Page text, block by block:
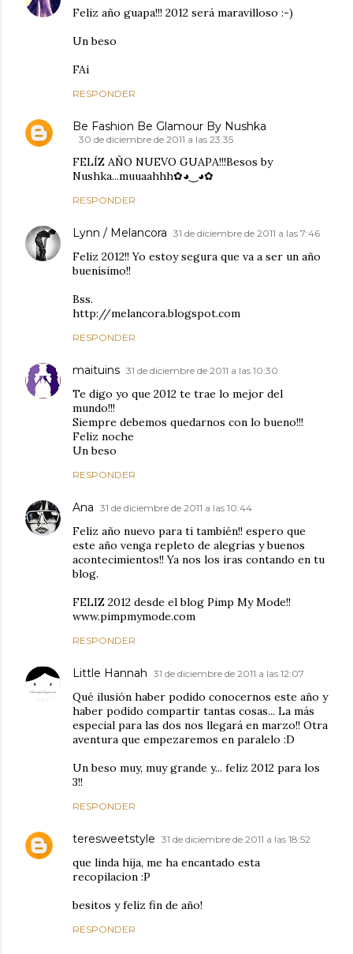
Feliz año guapa!!! 2012 será maravilloso :-)
Un beso
FAi
RESPONDER
Be Fashion Be Glamour By Nushka
30 de diciembre de 2011 a las 23:35
FELÍZ AÑO NUEVO GUAPA!!!Besos by
Nushka...muuaahhh✿◕‿◕✿
RESPONDER
Lynn / Melancora 31 de diciembre de 2011 a las 7:46
Feliz 2012!! Yo estoy segura que va a ser un año
buenísimo!!
Bss.
http://melancora.blogspot.com
RESPONDER
maituins 31 de diciembre de 2011 a las 10:30
Te digo yo que 2012 te trae lo mejor del
mundo!!!
Siempre debemos quedarnos con lo bueno!!!
Feliz noche
Un beso
RESPONDER
Ana 31 de diciembre de 2011 a las 10:44
Feliz año nuevo para ti también!! espero que
este año venga repleto de alegrías y buenos
acontecimientos!! Ya nos los iras contando en tu
blog.
FELIZ 2012 desde el blog Pimp My Mode!!
www.pimpmymode.com
RESPONDER
Little Hannah 31 de diciembre de 2011 a las 12:07
Qué ilusión haber podido conocernos este año y
haber podido compartir tantas cosas... La más
especial para las dos nos llegará en marzo!! Otra
aventura que empezaremos en paralelo :D
Un beso muy, muy grande y... feliz 2012 para los
3!!
RESPONDER
teresweetstyle 31 de diciembre de 2011 a las 18:52
que linda hija, me ha encantado esta
recopilacion :P
besitos y feliz fin de año!
RESPONDER